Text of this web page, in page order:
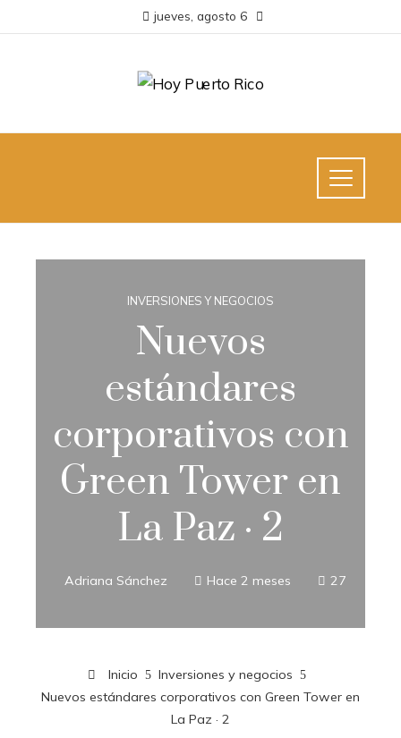
jueves, agosto 6
INVERSIONES Y NEGOCIOS
Nuevos
estándares
corporativos con
Green Tower en
La Paz · 2
Adriana Sánchez Hace 2 meses 27
Inicio
Inversiones y negocios
Nuevos estándares corporativos con Green Tower en
La Paz · 2